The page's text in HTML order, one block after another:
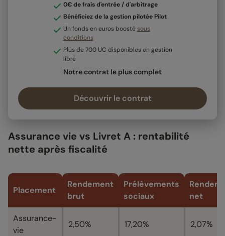
0€ de frais d'entrée / d'arbitrage
Bénéficiez de la gestion pilotée Pilot
Un fonds en euros boostésous
conditions
Plus de 700 UC disponibles en gestion
libre
Notre contrat le plus complet
Découvrir le contrat
Assurance vie vs Livret A : rentabilité
nette après fiscalité
Placement
Rendement
brut
Prélèvements
sociaux
net
Assurance-
vie
2,50% 17,20% 2,07%